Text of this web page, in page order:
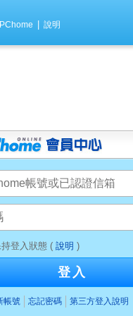
說明
登入狀態 ( 說明 )
登入
帳號 忘記密碼 第三方登入說明